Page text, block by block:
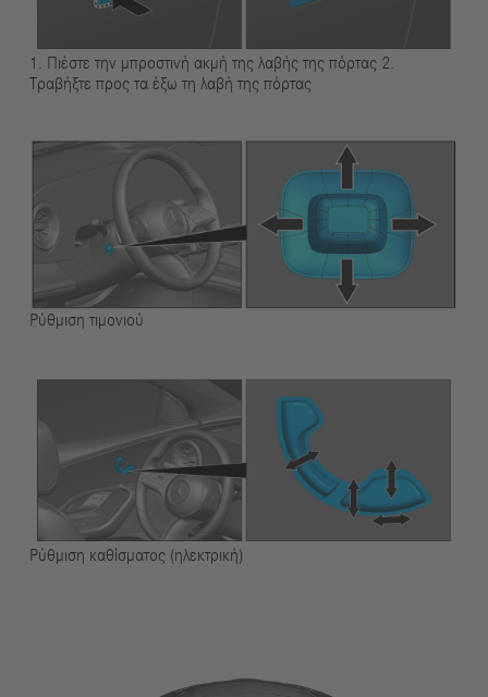
1. Πιέστε την μπροστινή ακμή της λαβής της πόρτας 2.
Τραβήξτε προς τα έξω τη λαβή της πόρτας
Ρύθμιση τιμονιού
Ρύθμιση καθίσματος (ηλεκτρική)